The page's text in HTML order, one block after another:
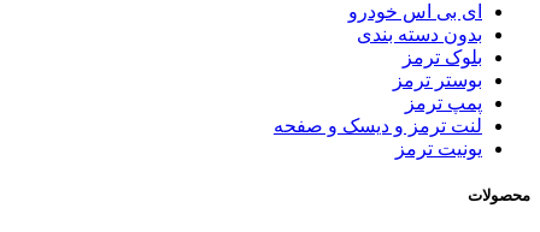
ای بی اس خودرو
بدون دسته بندی
بلوک ترمز
بوستر ترمز
پمپ ترمز
لنت ترمز و دیسک و صفحه
یونیت ترمز
محصولات